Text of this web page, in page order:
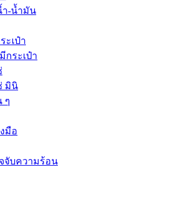
-น้ำมัน
ะเป๋า
กระเป๋า
มินิ
ๆ
มือ
จับความร้อน